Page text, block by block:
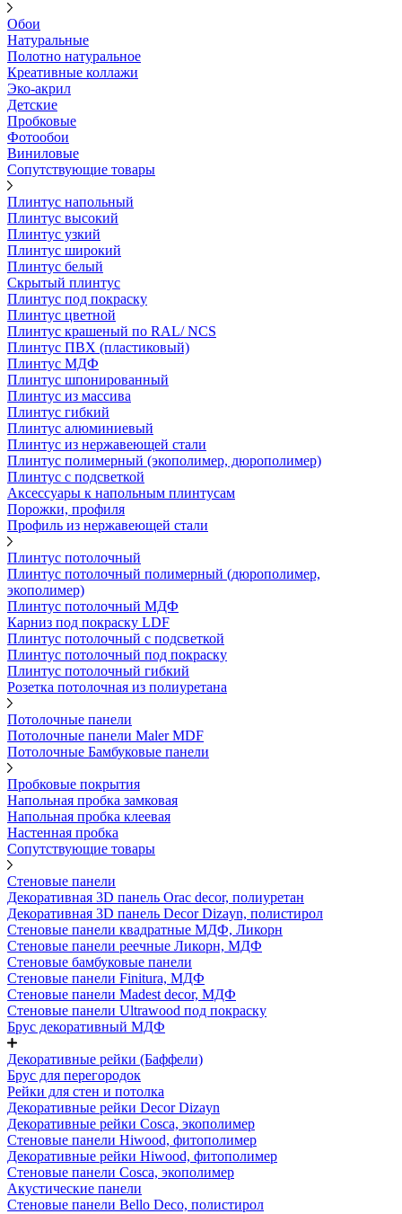
Обои
Натуральные
Полотно натуральное
Креативные коллажи
Эко-акрил
Детские
Пробковые
Фотообои
Виниловые
Сопутствующие товары
Плинтус напольный
Плинтус высокий
Плинтус узкий
Плинтус широкий
Плинтус белый
Скрытый плинтус
Плинтус под покраску
Плинтус цветной
Плинтус крашеный по RAL/ NCS
Плинтус ПВХ (пластиковый)
Плинтус МДФ
Плинтус шпонированный
Плинтус из массива
Плинтус гибкий
Плинтус алюминиевый
Плинтус из нержавеющей стали
Плинтус полимерный (экополимер, дюрополимер)
Плинтус с подсветкой
Аксессуары к напольным плинтусам
Порожки, профиля
Профиль из нержавеющей стали
Плинтус потолочный
Плинтус потолочный полимерный (дюрополимер,
экополимер)
Плинтус потолочный МДФ
Карниз под покраску LDF
Плинтус потолочный с подсветкой
Плинтус потолочный под покраску
Плинтус потолочный гибкий
Розетка потолочная из полиуретана
Потолочные панели
Потолочные панели Maler MDF
Потолочные Бамбуковые панели
Пробковые покрытия
Напольная пробка замковая
Напольная пробка клеевая
Настенная пробка
Сопутствующие товары
Стеновые панели
Декоративная 3D панель Orac decor, полиуретан
Декоративная 3D панель Decor Dizayn, полистирол
Стеновые панели квадратные МДФ, Ликорн
Стеновые панели реечные Ликорн, МДФ
Стеновые бамбуковые панели
Стеновые панели Finitura, МДФ
Стеновые панели Madest decor, МДФ
Стеновые панели Ultrawood под покраску
Брус декоративный МДФ
Декоративные рейки (Баффели)
Брус для перегородок
Рейки для стен и потолка
Декоративные рейки Decor Dizayn
Декоративные рейки Cosca, экополимер
Стеновые панели Hiwood, фитополимер
Декоративные рейки Hiwood, фитополимер
Стеновые панели Cosca, экополимер
Акустические панели
Стеновые панели Bello Deco, полистирол